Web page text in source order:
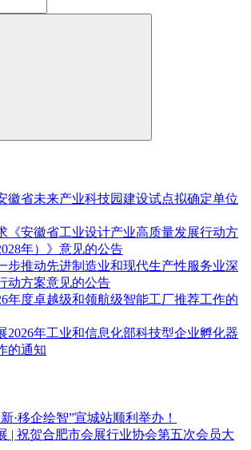
徽省未来产业科技园建设试点拟确定单位
《安徽省工业设计产业高质量发展行动方
年）》意见的公告
步推动先进制造业和现代生产性服务业深
动方案意见的公告
年度卓越级和领航级智能工厂推荐工作的
2026年工业和信息化部科技型企业孵化器
的通知
·移企绘智”宣城站顺利举办！
| 祝贺合肥市会展行业协会第五次会员大